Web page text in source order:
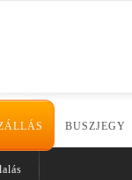
BUSZJEGY